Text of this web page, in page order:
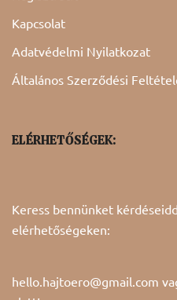
Kapcsolat
Adatvédelmi Nyilatkozat
Általános Szerződési
ELÉRHETŐSÉGEK:
Keress bennünket
elérhetőségeken:
hello.hajtoero@gmail.com